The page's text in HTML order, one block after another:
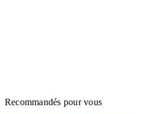
Recommandés pour vous